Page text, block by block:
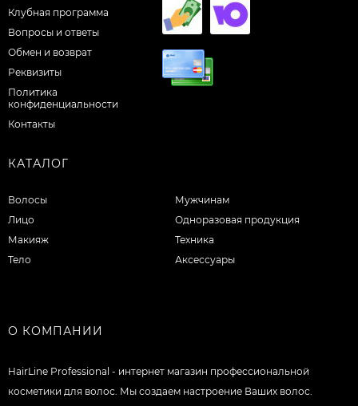
Клубная программа
Вопросы и ответы
Обмен и возврат
Реквизиты
Политика
конфиденциальности
Контакты
КАТАЛОГ
Волосы
Лицо
Макияж
Тело
Мужчинам
Одноразовая продукция
Техника
Аксессуары
О КОМПАНИИ
HairLine Professional - интернет магазин профессиональной
косметики для волос. Мы создаем настроение Ваших волос.